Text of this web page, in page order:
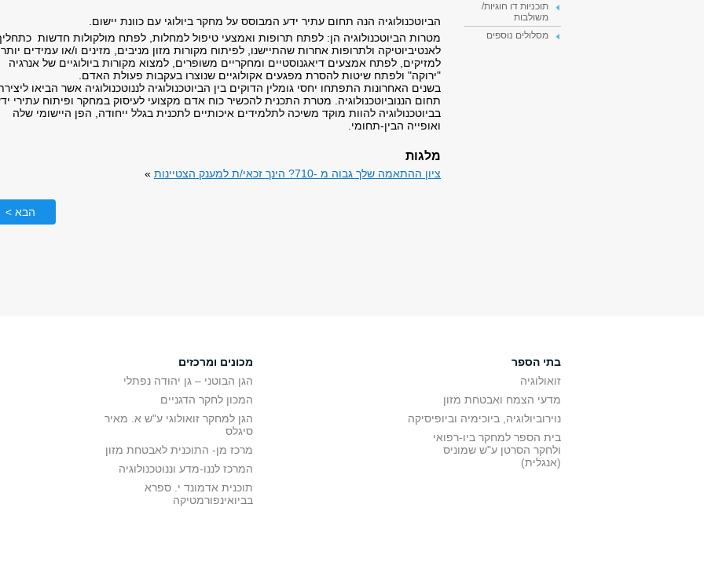
תוכניות דו חוגיות/
משולבות
מסלולים נוספים
הביוטכנולוגיה הנה תחום עתיר ידע המבוסס על מחקר ביולוגי עם כוונת יישום.
מטרות הביוטכנולוגיה הן: לפתח תרופות ואמצעי טיפול למחלות, לפתח מולקולות חדשות
לאנטיביוטיקה ולתרופות אחרות שהתיישנו, לפיתוח מקורות מזון מניבים, מזינים ו/או עמידים יותר
למזיקים, לפתח אמצעים דיאגנוסטיים ומחקריים משופרים, למצוא מקורות ביולוגיים של אנרגיה
"ירוקה" ולפתח שיטות להסרת מפגעים אקולוגיים שנוצרו בעקבות פעולת האדם.
בשנים האחרונות התפתחו יחסי גומלין הדוקים בין הביוטכנולוגיה לננוטכנולוגיה אשר הביאו
תחום הננוביוטכנולוגיה. מטרת התכנית להכשיר כוח אדם מקצועי לעיסוק במחקר ופיתוח עתירי
בביוטכנולוגיה להוות מוקד משיכה לתלמידים איכותיים לתכנית בגלל ייחודה, הפן היישומי שלה
ואופייה הבין-תחומי.
מלגות
ציון ההתאמה שלך גבוה מ -710? הינך זכאי/ת למענק הצטיינות »
הבא >
בתי הספר
זואולוגיה
מדעי הצמח ואבטחת מזון
נוירוביולוגיה, ביוכימיה וביופיסיקה
בית הספר למחקר ביו-רפואי
ולחקר הסרטן ע"ש שמוניס
(אנגלית)
מכונים ומרכזים
הגן הבוטני – גן יהודה נפתלי
המכון לחקר הדגניים
הגן למחקר זואולוגי ע"ש א. מאיר
סיגלס
מרכז מן- התוכנית לאבטחת מזון
המרכז לננו-מדע וננוטכנולוגיה
תוכנית אדמונד י. ספרא
בביואינפורמטיקה